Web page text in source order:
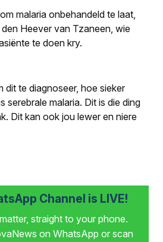
malaria onbehandeld te laat,
Heever van Tzaneen, wie
te doen kry.
dit te diagnoseer, hoe sieker
serebrale malaria. Dit is die ding
Dit kan ook jou lewer en niere
Channel is LIVE!
straight to your phone.
on WhatsApp or scan